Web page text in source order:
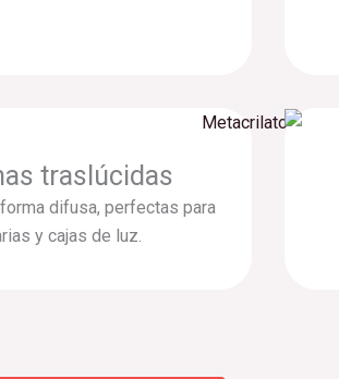
traslúcidas
difusa, perfectas para
y cajas de luz.